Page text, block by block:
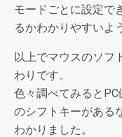
モードごとに設定で
るかわかりやすいよ
以上でマウスのソフ
わりです。
色々調べてみると
のシフトキーがある
わかりました。